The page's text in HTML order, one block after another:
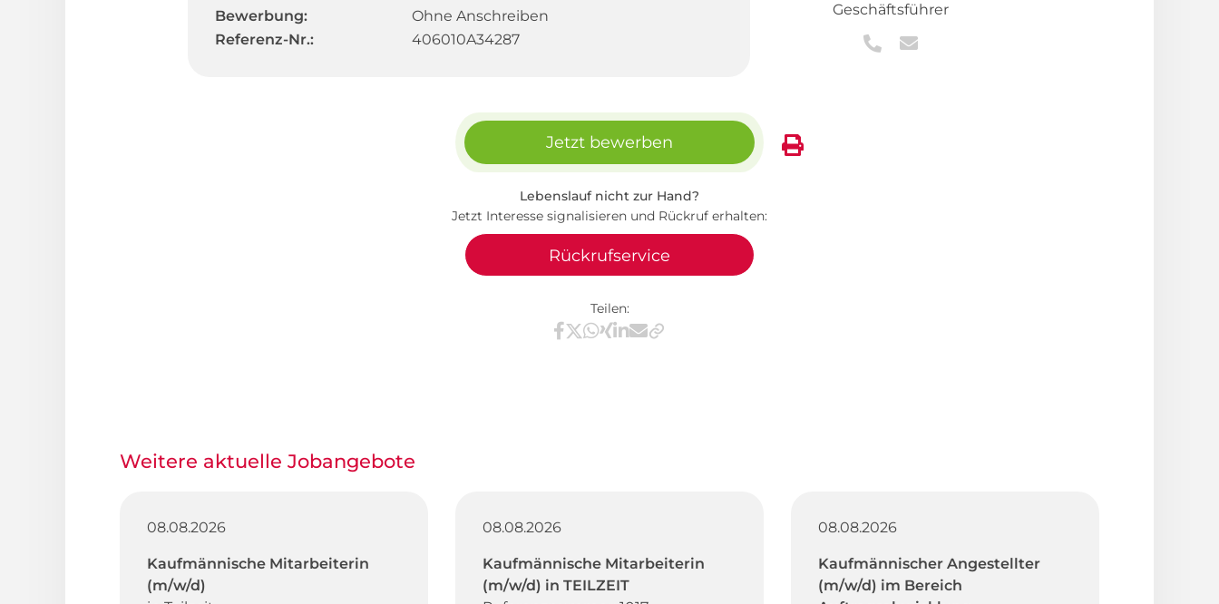
Bewerbung:
Ohne Anschreiben
Referenz-Nr.:
406010A34287
Geschäftsführer
Jetzt bewerben
Lebenslauf nicht zur Hand?
Jetzt Interesse signalisieren und Rückruf erhalten:
Rückrufservice
Teilen:
Teilen via Facebook
Teilen via X / Twitter
Teilen via WhatsApp
Teilen via Xing
Teilen via LinkedIn
Teilen via E-Mail
Weitere aktuelle Jobangebote
08.08.2026
Kaufmännische Mitarbeiterin
(m/w/d)
08.08.2026
Kaufmännische Mitarbeiterin
(m/w/d) in TEILZEIT
08.08.2026
Kaufmännischer Angestellter
(m/w/d) im Bereich